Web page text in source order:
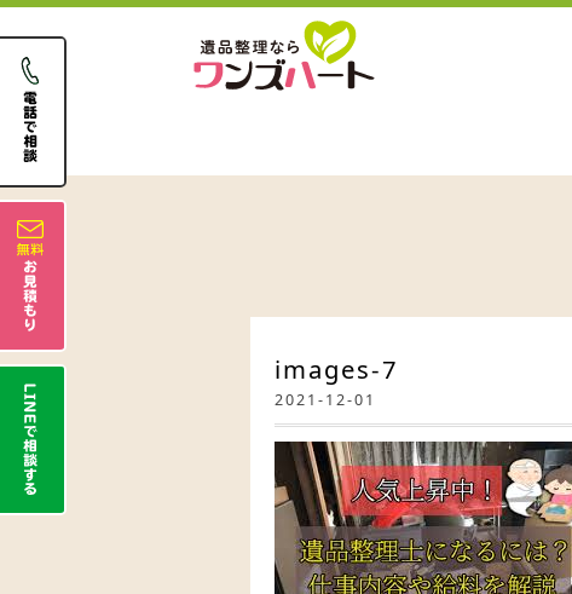
images-7
2021-12-01